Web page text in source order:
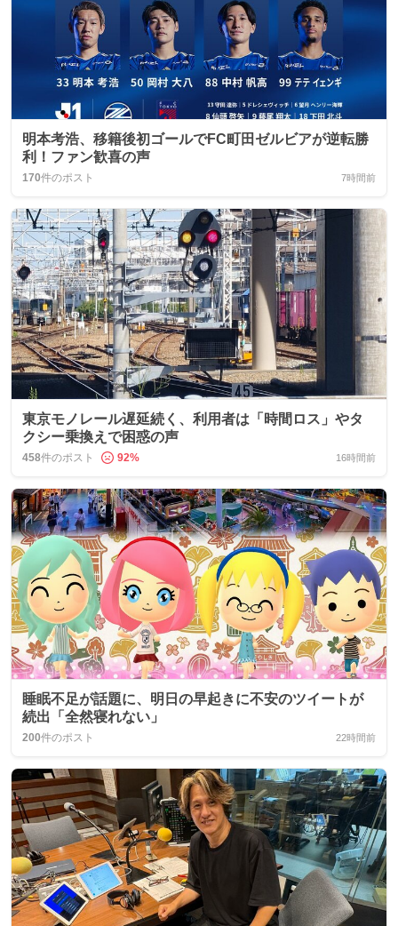
明本考浩、移籍後初ゴールでFC町田ゼルビアが逆転勝
利！ファン歓喜の声
170件のポスト 7時間前
東京モノレール遅延続く、利用者は「時間ロス」やタ
クシー乗換えで困惑の声
458件のポスト 92% 16時間前
睡眠不足が話題に、明日の早起きに不安のツイートが
続出「全然寝れない」
200件のポスト 22時間前